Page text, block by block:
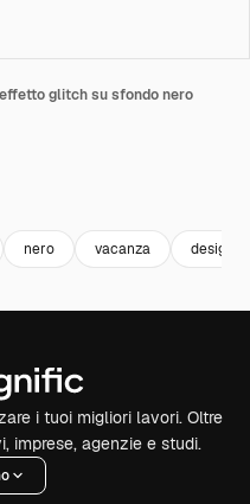
glitch su sfondo nero
nero vacanza design
i tuoi migliori lavori. Oltre
imprese, agenzie e studi.